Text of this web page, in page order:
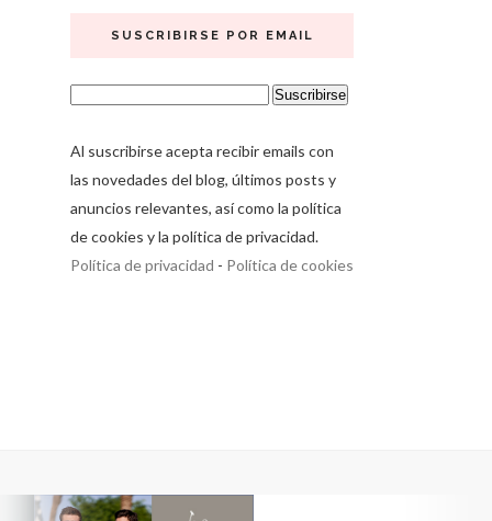
SUSCRIBIRSE POR EMAIL
Al suscribirse acepta recibir emails con
las novedades del blog, últimos posts y
anuncios relevantes, así como la política
de cookies y la política de privacidad.
Política de privacidad - Política de cookies